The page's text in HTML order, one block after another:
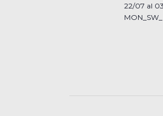
22/07 al